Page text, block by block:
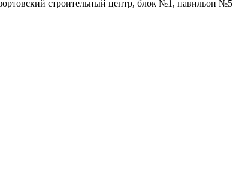
строительный центр, блок №1, павильон №5